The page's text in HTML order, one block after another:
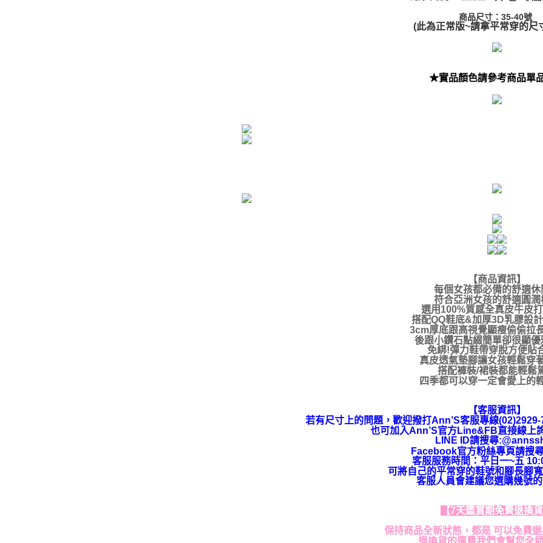
商品尺寸：35-40號
(此為正常版~請拿平常穿的尺
★實品顏色請參考商品單
【商品資訊】
每個女孩都必備的舒適休
符合亞洲女孩的舒適圓潤
選用100%質感全真皮牛皮
搭配QQ鞋底&加厚3D乳膠設
3cm厚底跟高視覺顯瘦偷偷拉
後跟小鑽石點綴簡單卻很顯優
免綁!彈力鞋帶穿脫方便貼
真皮透氣墊腳讓女孩輕鬆穿
搭配褲裝/裙裝都能輕鬆
四季都可以穿一定會愛上的
【客服資訊】
若有尺寸上的問題，歡迎撥打Ann’S客服專線
也可加入Ann’S官方Line&FB直接線上
LINE ID請搜尋
Facebook官方粉絲專頁請搜
客服服務時間：平日一~五
可將自己的平常穿的鞋號和腳長腳
客服人員會建議您選購幾號
【7天鑑賞期免費退換貨
保持商品全新狀態，都是 可以免費退
退換貨的運費我們會幫您全